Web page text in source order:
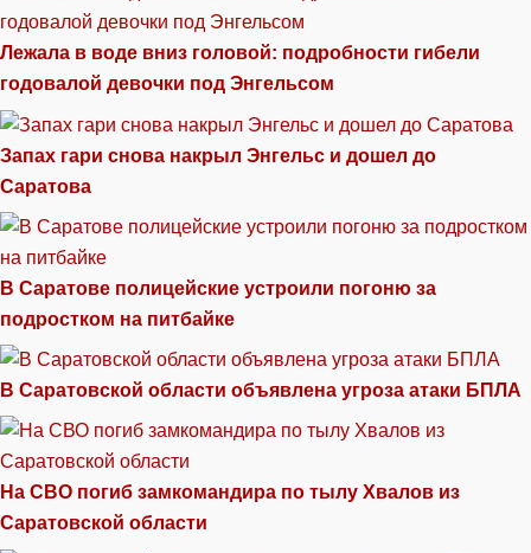
Лежала в воде вниз головой: подробности гибели
годовалой девочки под Энгельсом
Запах гари снова накрыл Энгельс и дошел до
Саратова
В Саратове полицейские устроили погоню за
подростком на питбайке
В Саратовской области объявлена угроза атаки БПЛА
На СВО погиб замкомандира по тылу Хвалов из
Саратовской области